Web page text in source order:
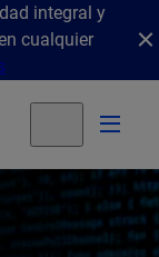
integral y
cualquier